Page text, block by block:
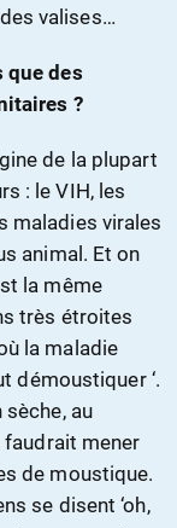
valises…
que des
?
de la plupart
: le VIH, les
maladies virales
animal. Et on
la même
très étroites
la maladie
démoustiquer ‘.
au
faudrait mener
de moustique.
se disent ‘oh,